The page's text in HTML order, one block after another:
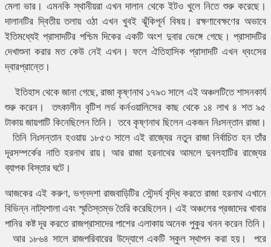
মেলা ভার। এমনকি স্থানীয়রা এখন দালান থেকে ইটও খুলে নিতে শুরু করেছে।
দালানটির দ্বিতীয় তলায় ওঠা এখন খুবই ঝূঁকিপূর্ন বিষয়। রক্ষণাবেক্ষণের অভাবে
ইতিমধ্যেই প্রাসাদটির পশ্চিম দিকের একটি অংশ দুবার ভেঙ্গে গেছে। প্রাসাদটির
দেখাশুনা করার মত কেউ নেই এখন। ফলে ঐতিহাসিক প্রাসাদটি এখন ধ্বংসের
দ্বারপ্রান্তে।
ইতিহাস থেকে জানা গেছে, রাজা কৃষ্ণনাথ ১৭৯৩ সালে এই অঞ্চলটিতে শাসনকার্য
শুরু করেন। তৎকালীন বৃটিশ লর্ড কর্নওয়ালিসের কাছ থেকে ১৪ লাখ ৪ শত ৯৫
টাকায় জায়গাটি কিনেছিলেন তিনি। তবে কৃষ্ণনাথ ছিলেন একজন নিঃসন্তান রাজা।
তিনি নিঃসন্তান হওয়ায় ১৮৫৩ সালে এই রাজ্যের নতুন রাজা নির্বাচিত হন তাঁর
‍দূরসম্পর্কের নাতি হরনাথ রায়। আর রাজা হরনাথের আমলে দুবলহাটির রাজ্যের
ব্যাপক বিস্তার ঘটে।
আজকের এই করুণ, ভগ্নদশা রাজবাড়িটির সৌন্দর্য বৃদ্ধি করতে রাজা হরনাথ এখানে
বিভিন্ন নাট্যশালা এবং স্মৃতিস্তম্ভ তৈরি করেছিলেন। এই অঞ্চলের প্রজাদের খাবার
পানির কষ্ট দূর করতে রাজপ্রাসাদের পাশের এলাকায় অনেক পুকুর খনন করেন তিনি।
আর ১৮৬৪ সালে রাজপরিবারের উদ্যোগে একটি স্কুল স্থাপন করা হয়। পরে